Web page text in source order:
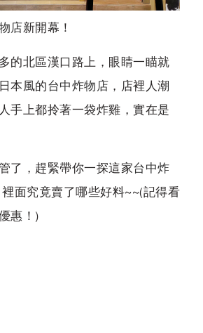
店新開幕！
的北區漢口路上，眼睛一瞄就
本風的台中炸物店 ，店裡人潮
手上都拎著一袋炸雞，實在是
了，趕緊帶你一探這家台中炸
裡面究竟賣了哪些好料~~(記得看
惠！)